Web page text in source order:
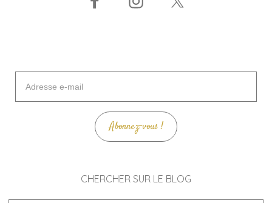
mail
Abonnez-vous !
CHERCHER SUR LE BLOG